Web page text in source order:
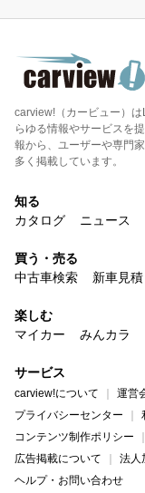
carview!（カービュー）
らゆる情報やサービスを
報から、ユーザーや専門
多く掲載しています。
知る
カタログ
ニュース
買う・売る
中古車検索
新車見積
楽しむ
マイカー
みんカラ
サービス
carview!について 運営
プライバシーセンター
コンテンツ制作ポリシー
広告掲載について
法人
ヘルプ・お問い合わせ